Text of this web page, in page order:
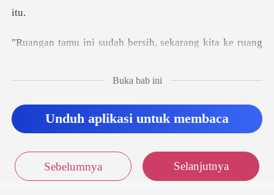
sekarang kita ke ruang
Buka bab ini
Unduh aplikasi untuk membaca
Sebelumnya Selanjutnya